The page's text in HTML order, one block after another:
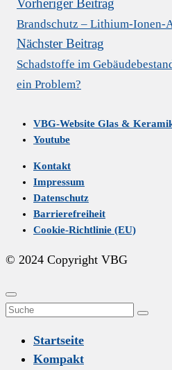
Vorheriger Beitrag
Brandschutz – Lithium-Ionen-
Nächster Beitrag
Schadstoffe im
ein Problem?
VBG-Website Glas &
Youtube
Kontakt
Impressum
Datenschutz
Barrierefreiheit
Cookie-Richtlinie (EU)
© 2024 Copyright VBG
Scroll
To
Close
menu
Search
Suchen
Startseite
Kompakt